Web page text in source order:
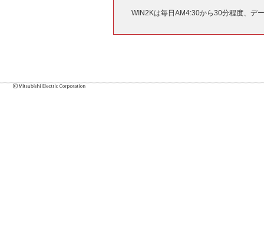
WIN2Kは毎日AM4:30から30分程度、デ